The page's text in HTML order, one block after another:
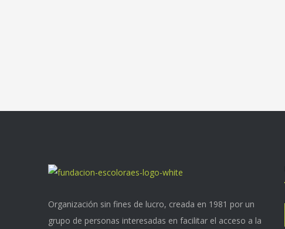
Organización sin fines de lucro, creada en 1981 por un
grupo de personas interesadas en facilitar el acceso a la